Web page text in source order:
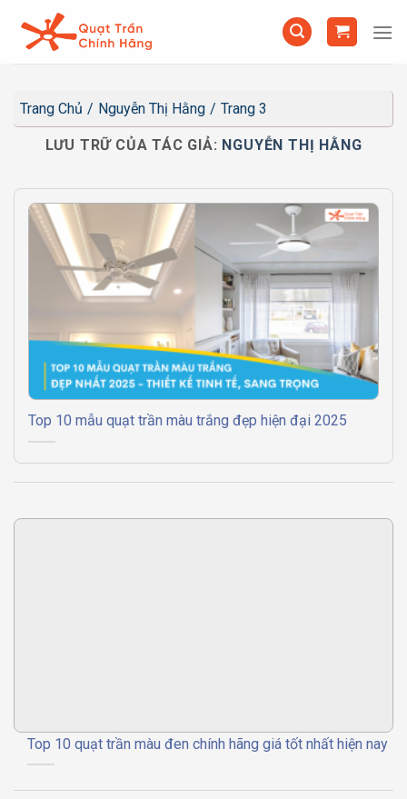
đến
Trang Chủ / Nguyễn Thị Hằng / Trang 3
LƯU TRỮ CỦA TÁC GIẢ: NGUYỄN THỊ HẰNG
Top 10 mẫu quạt trần màu trắng đẹp hiện đại 2025
Top 10 quạt trần màu đen chính hãng giá tốt nhất hiện nay